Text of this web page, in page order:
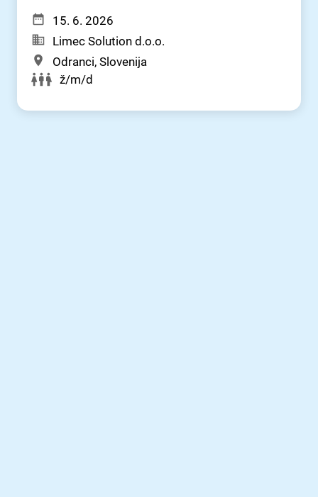
15. 6. 2026
Limec Solution d.o.o.
Odranci, Slovenija
ž/m/d